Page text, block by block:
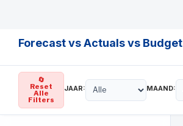
Forecast vs Actuals vs Budget
🔄
Reset
Alle
Filters
JAAR: MAAND: